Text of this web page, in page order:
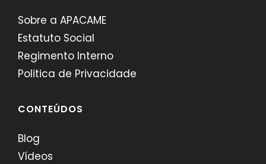
Sobre a APACAME
Estatuto Social
Regimento Interno
Politica de Privacidade
CONTEÚDOS
Blog
Vídeos